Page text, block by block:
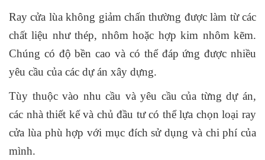
Ray cửa lùa không giảm chấn thường được làm từ các
chất liệu như thép, nhôm hoặc hợp kim nhôm kẽm.
Chúng có độ bền cao và có thể đáp ứng được nhiều
yêu cầu của các dự án xây dựng.
Tùy thuộc vào nhu cầu và yêu cầu của từng dự án,
các nhà thiết kế và chủ đầu tư có thể lựa chọn loại ray
cửa lùa phù hợp với mục đích sử dụng và chi phí của
mình.